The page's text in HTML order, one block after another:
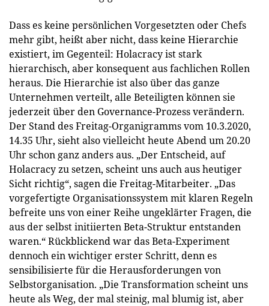
Dass es keine persönlichen Vorgesetzten oder Chefs
mehr gibt, heißt aber nicht, dass keine Hierarchie
existiert, im Gegenteil: Holacracy ist stark
hierarchisch, aber konsequent aus fachlichen Rollen
heraus. Die Hierarchie ist also über das ganze
Unternehmen verteilt, alle Beteiligten können sie
jederzeit über den Governance-Prozess verändern.
Der Stand des Freitag-Organigramms vom 10.3.2020,
14.35 Uhr, sieht also vielleicht heute Abend um 20.20
Uhr schon ganz anders aus. „Der Entscheid, auf
Holacracy zu setzen, scheint uns auch aus heutiger
Sicht richtig“, sagen die Freitag-Mitarbeiter. „Das
vorgefertigte Organisationssystem mit klaren Regeln
befreite uns von einer Reihe ungeklärter Fragen, die
aus der selbst initiierten Beta-Struktur entstanden
waren.“ Rückblickend war das Beta-Experiment
dennoch ein wichtiger erster Schritt, denn es
sensibilisierte für die Herausforderungen von
Selbstorganisation. „Die Transformation scheint uns
heute als Weg, der mal steinig, mal blumig ist, aber